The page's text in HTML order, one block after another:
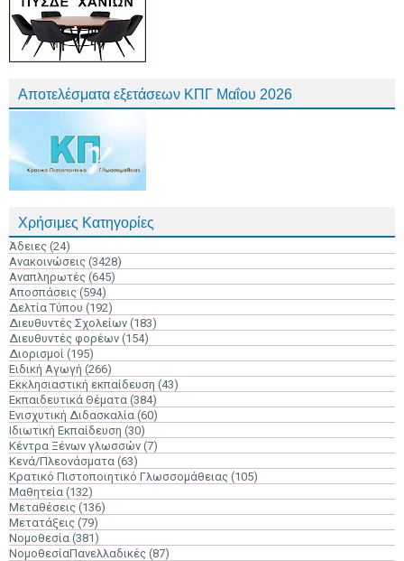
Αποτελέσματα εξετάσεων ΚΠΓ Μαΐου 2026
Χρήσιμες Κατηγορίες
Άδειες (24)
Ανακοινώσεις (3428)
Αναπληρωτές (645)
Αποσπάσεις (594)
Δελτία Τύπου (192)
Διευθυντές Σχολείων (183)
Διευθυντές φορέων (154)
Διορισμοί (195)
Ειδική Αγωγή (266)
Εκκλησιαστική εκπαίδευση (43)
Εκπαιδευτικά Θέματα (384)
Ενισχυτική Διδασκαλία (60)
Ιδιωτική Εκπαίδευση (30)
Κέντρα Ξένων γλωσσών (7)
Κενά/Πλεονάσματα (63)
Κρατικό Πιστοποιητικό Γλωσσομάθειας (105)
Μαθητεία (132)
Μεταθέσεις (136)
Μετατάξεις (79)
Νομοθεσία (381)
ΝομοθεσίαΠανελλαδικές (87)